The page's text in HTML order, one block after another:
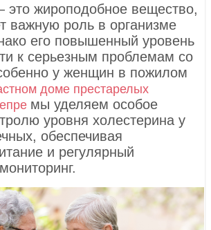
это жироподобное вещество,
важную роль в организме
его повышенный уровень
к серьезным проблемам со
у женщин в пожилом
доме престарелых
мы уделяем особое
уровня холестерина у
обеспечивая
и регулярный